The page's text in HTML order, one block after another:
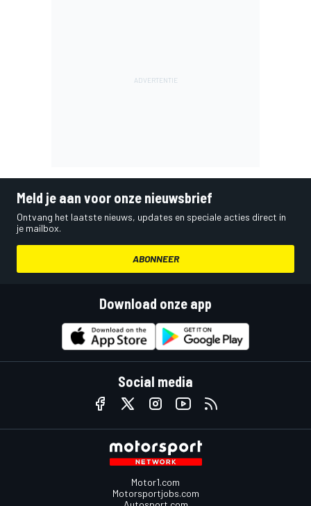
Meld je aan voor onze nieuwsbrief
Ontvang het laatste nieuws, updates en speciale acties direct in
je mailbox.
ABONNEER
Download onze app
Social media
Motor1.com
Motorsportjobs.com